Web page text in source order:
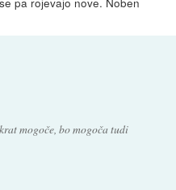
mogoče, bo mogoča tudi